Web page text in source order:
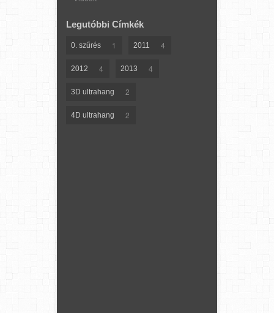
Legutóbbi Címkék
0. szűrés 1 2011 4
2012 4 2013 4
3D ultrahang 2
4D ultrahang 2